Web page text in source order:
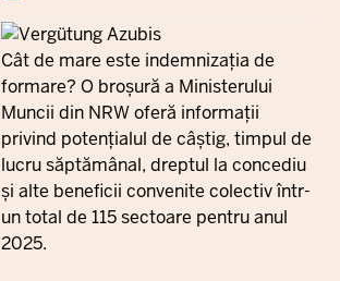
Cât de mare este indemnizația de
formare? O broșură a Ministerului
Muncii din NRW oferă informații
privind potențialul de câștig, timpul de
lucru săptămânal, dreptul la concediu
și alte beneficii convenite colectiv într-
un total de 115 sectoare pentru anul
2025.